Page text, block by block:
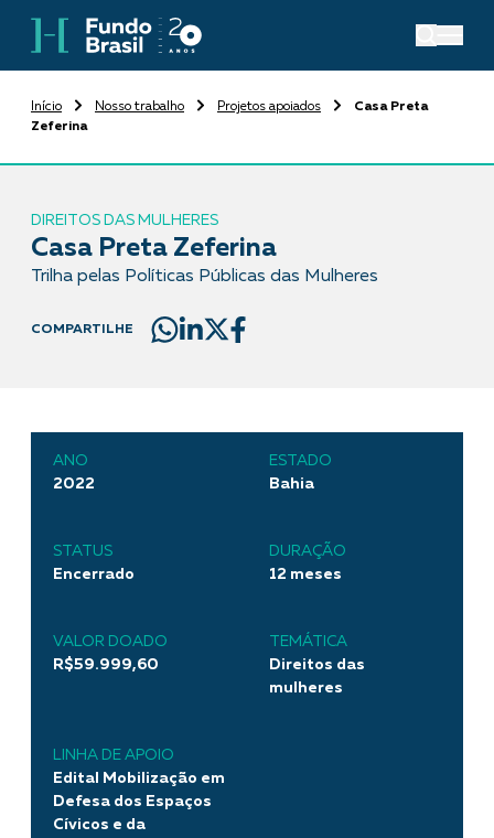
Início Nosso trabalho Projetos apoiados
Casa Preta
Zeferina
DIREITOS DAS MULHERES
Casa Preta Zeferina
Trilha pelas Políticas Públicas das Mulheres
COMPARTILHE
ANO
2022
ESTADO
Bahia
STATUS
Encerrado
DURAÇÃO
12 meses
VALOR DOADO
R$59.999,60
TEMÁTICA
Direitos das
mulheres
LINHA DE APOIO
Edital Mobilização em
Defesa dos Espaços
Cívicos e da